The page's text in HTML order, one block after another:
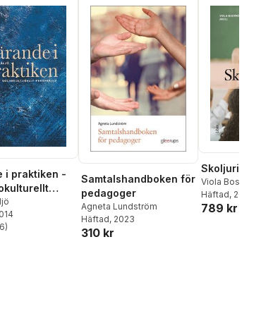
i praktiken -
Totalt antal röster:
6)
Samtalshandboken för
pedagoger
Agneta Lundström
Häftad, 2023
310 kr
Skoljuridik
Viola Boström
Häftad, 2026
789 kr